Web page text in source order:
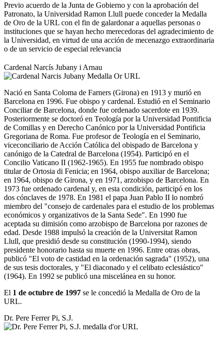
Previo acuerdo de la Junta de Gobierno y con la aprobación del
Patronato, la Universidad Ramon Llull puede conceder la Medalla
de Oro de la URL con el fin de galardonar a aquellas personas o
instituciones que se hayan hecho merecedoras del agradecimiento de
la Universidad, en virtud de una acción de mecenazgo extraordinaria
o de un servicio de especial relevancia
Cardenal Narcís Jubany i Arnau
Nació en Santa Coloma de Farners (Girona) en 1913 y murió en
Barcelona en 1996. Fue obispo y cardenal. Estudió en el Seminario
Conciliar de Barcelona, donde fue ordenado sacerdote en 1939.
Posteriormente se doctoró en Teología por la Universidad Pontificia
de Comillas y en Derecho Canónico por la Universidad Pontificia
Gregoriana de Roma. Fue profesor de Teología en el Seminario,
viceconciliario de Acción Católica del obispado de Barcelona y
canónigo de la Catedral de Barcelona (1954). Participó en el
Concilio Vaticano II (1962-1965). En 1955 fue nombrado obispo
titular de Ortosia di Fenicia; en 1964, obispo auxiliar de Barcelona;
en 1964, obispo de Girona, y en 1971, arzobispo de Barcelona. En
1973 fue ordenado cardenal y, en esta condición, participó en los
dos cónclaves de 1978. En 1981 el papa Juan Pablo II lo nombró
miembro del "consejo de cardenales para el estudio de los problemas
económicos y organizativos de la Santa Sede". En 1990 fue
aceptada su dimisión como arzobispo de Barcelona por razones de
edad. Desde 1988 impulsó la creación de la Universitat Ramon
Llull, que presidió desde su constitución (1990-1994), siendo
presidente honorario hasta su muerte en 1996. Entre otras obras,
publicó "El voto de castidad en la ordenación sagrada" (1952), una
de sus tesis doctorales, y "El diaconado y el celibato eclesiástico"
(1964). En 1992 se publicó una miscelánea en su honor.
El 1 de octubre de 1997 se le concedió la Medalla de Oro de la
URL.
Dr. Pere Ferrer Pi, S.J.